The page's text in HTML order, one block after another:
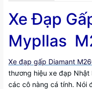
Xe Đạp
Mypllas
Xe đạp gấp Diamant
thương hiệu xe đạp Nhật
các cô nàng cá tính. Nói